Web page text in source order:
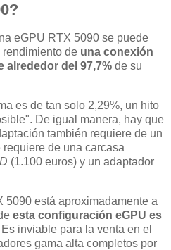
eGPU RTX 5090 se puede
de una conexión
alrededor del 97,7% de su
es de tan solo 2,29%, un hito
De igual manera, hay que
también requiere de un
de una carcasa
(1.100 euros) y un adaptador
está aproximadamente a
esta configuración eGPU es
Es inviable para la venta en el
gama alta completos por